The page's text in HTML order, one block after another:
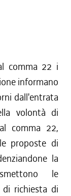
comma 22 i
informano
dall'entrata
volontà di
comma 22,
proposte di
la
le
di richiesta di